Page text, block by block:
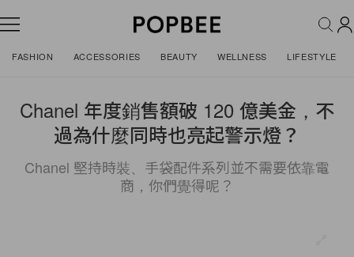
FASHION ACCESSORIES BEAUTY WELLNESS LIFESTYLE
Chanel 年度銷售額破 120 億美金，不
過為什麼同時也亮起警示燈？
Chanel 堅持時裝、手袋配件系列並不需要依靠電
商，你們覺得呢？